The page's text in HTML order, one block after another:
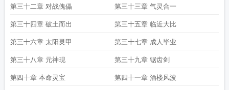
第三十二章 对战傀儡 第三十三章 气灵合一
第三十四章 破土而出 第三十五章 临近大比
第三十六章 太阳灵甲 第三十七章 成人毕业
第三十八章 元神现 第三十九章 锯齿剑
第四十章 本命灵宝 第四十一章 酒楼风波